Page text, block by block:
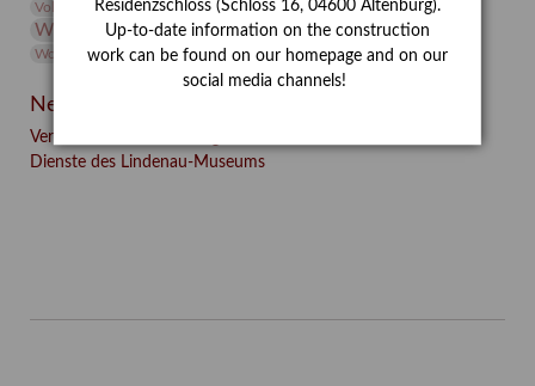
Volontariat
Walter Rheiner Weihnachten Werefkin
Werkbetrachtung Winter Wissenschaft
Wolf and Dog
Wolf und Hund
Zirkuswoche
Neueste Beiträge
Verschenkt, verkauft, vergessen? – Kunstdetektivinnen im
Dienste des Lindenau-Museums
Residenzschloss (Schloss 16, 04600 Altenburg).
Up-to-date information on the construction
work can be found on our homepage and on our
social media channels!